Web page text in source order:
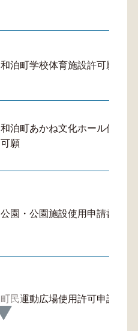
和泊町学校体育施設許可願
和泊町あかね文化ホール使用許
可願
公園・公園施設使用申請書
町民運動広場使用許可申請書